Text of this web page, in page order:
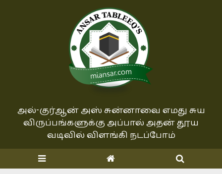
அல்-குர்ஆன் அஸ் சுன்னாவை எமது சுய
விருப்பங்களுக்கு அப்பால் அதன் தூய
வடிவில் விளங்கி நடப்போம்